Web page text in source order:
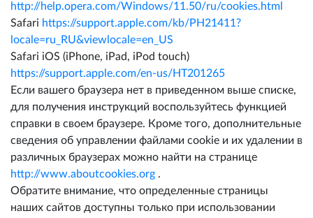
http://help.opera.com/Windows/11.50/ru/cookies.html
Safari https://support.apple.com/kb/PH21411?
locale=ru_RU&viewlocale=en_US
Safari iOS (iPhone, iPad, iPod touch)
https://support.apple.com/en-us/HT201265
Если вашего браузера нет в приведенном выше списке,
для получения инструкций воспользуйтесь функцией
справки в своем браузере. Кроме того, дополнительные
сведения об управлении файлами cookie и их удалении в
различных браузерах можно найти на странице
http://www.aboutcookies.org .
Обратите внимание, что определенные страницы
наших сайтов доступны только при использовании